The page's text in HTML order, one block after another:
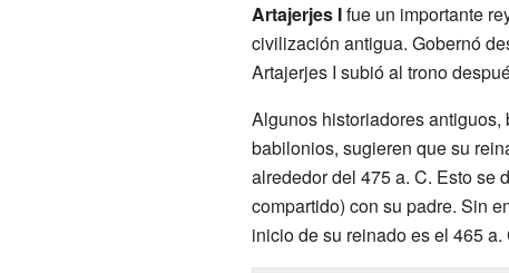
Artajerjes Ifue un importante
civilización antigua. Gobernó
Artajerjes I subió al trono
Algunos historiadores
babilonios, sugieren que su
alrededor del 475 a. C. Esto se
compartido) con su padre. Sin
inicio de su reinado es el 465 a.